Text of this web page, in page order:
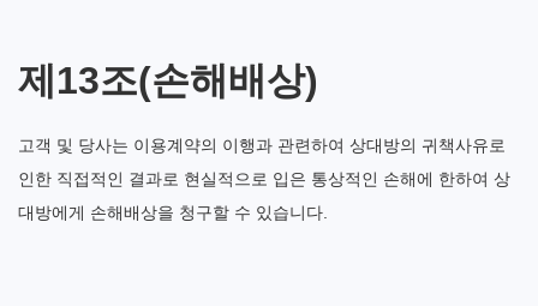
제13조(손해배상)
고객 및 당사는 이용계약의 이행과 관련하여 상대방의 귀책사유로
인한 직접적인 결과로 현실적으로 입은 통상적인 손해에 한하여 상
대방에게 손해배상을 청구할 수 있습니다.